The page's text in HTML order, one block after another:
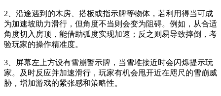
2、沿途遇到的木房、搭板或指示牌等物体，若利用得当可成
为加速坡助力滑行，但角度不当则会变为阻碍。例如，从合适
角度切入房顶，能借助弧度实现加速；反之则易导致摔倒，考
验玩家的操作精准度。
3、屏幕左上方设有雪崩警示牌，当雪堆接近时会闪烁提示玩
家。及时反应并加速滑行，玩家有机会甩开近在咫尺的雪崩威
胁，增加游戏的紧张感和策略性。